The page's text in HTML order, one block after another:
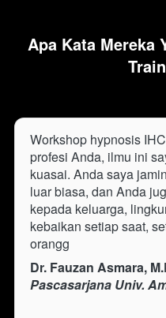
Apa Kata Mereka
Workshop hypnosis
profesi Anda, ilmu ini
kuasai. Anda saya
luar biasa, dan Anda
kepada keluarga,
kebaikan setiap saat,
orangg
Dr. Fauzan Asmara,
Pascasarjana Univ.